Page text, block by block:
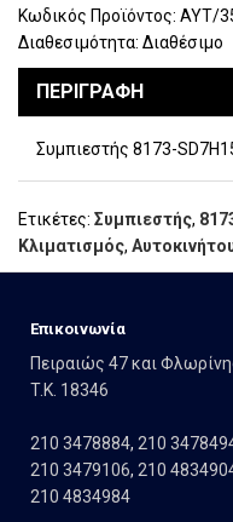
Κωδικός Προϊόντος: ΑΥΤ/
Διαθεσιμότητα: Διαθέσιμο
ΠΕΡΙΓΡΑΦΉ
Συμπιεστής 8173-
Ετικέτες: Συμπιεστής,
Κλιματισμός,
Eπικοινωνία
Πειραιώς 47 και
T.K. 18346
210 3478884, 210
210 3479106, 210
210 4834984